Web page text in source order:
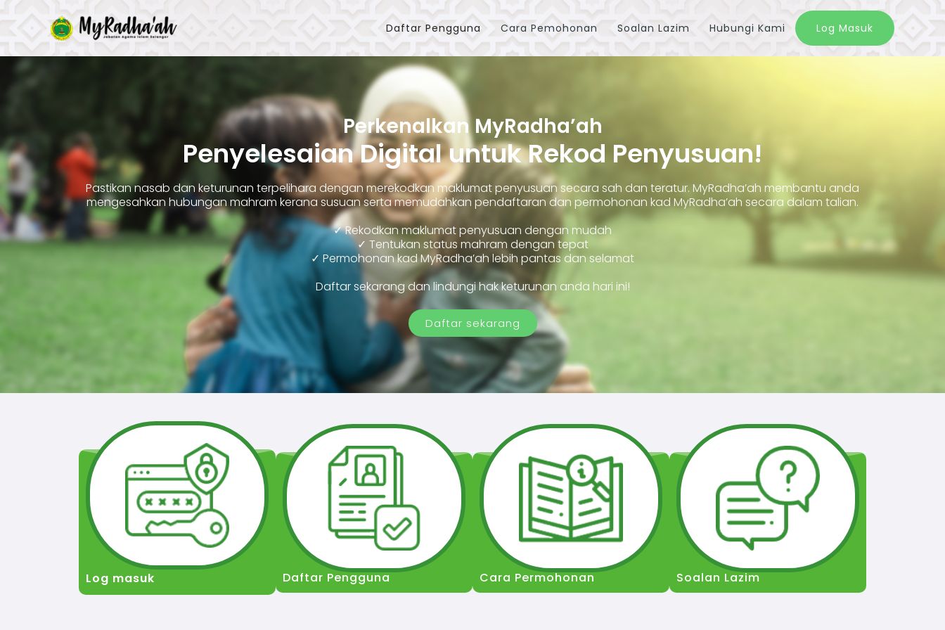
Skip
to
content
Daftar Pengguna Cara Pemohonan Soalan Lazim Hubungi Kami Log Masuk
Perkenalkan MyRadha’ah
Penyelesaian Digital untuk Rekod Penyusuan!
Pastikan nasab dan keturunan terpelihara dengan merekodkan maklumat penyusuan secara sah dan teratur. MyRadha’ah membantu anda
mengesahkan hubungan mahram kerana susuan serta memudahkan pendaftaran dan permohonan kad MyRadha’ah secara dalam talian.
✓ Rekodkan maklumat penyusuan dengan mudah
✓ Tentukan status mahram dengan tepat
✓ Permohonan kad MyRadha’ah lebih pantas dan selamat
Daftar sekarang dan lindungi hak keturunan anda hari ini!
Daftar sekarang
Log masuk Daftar Pengguna Cara Permohonan Soalan Lazim